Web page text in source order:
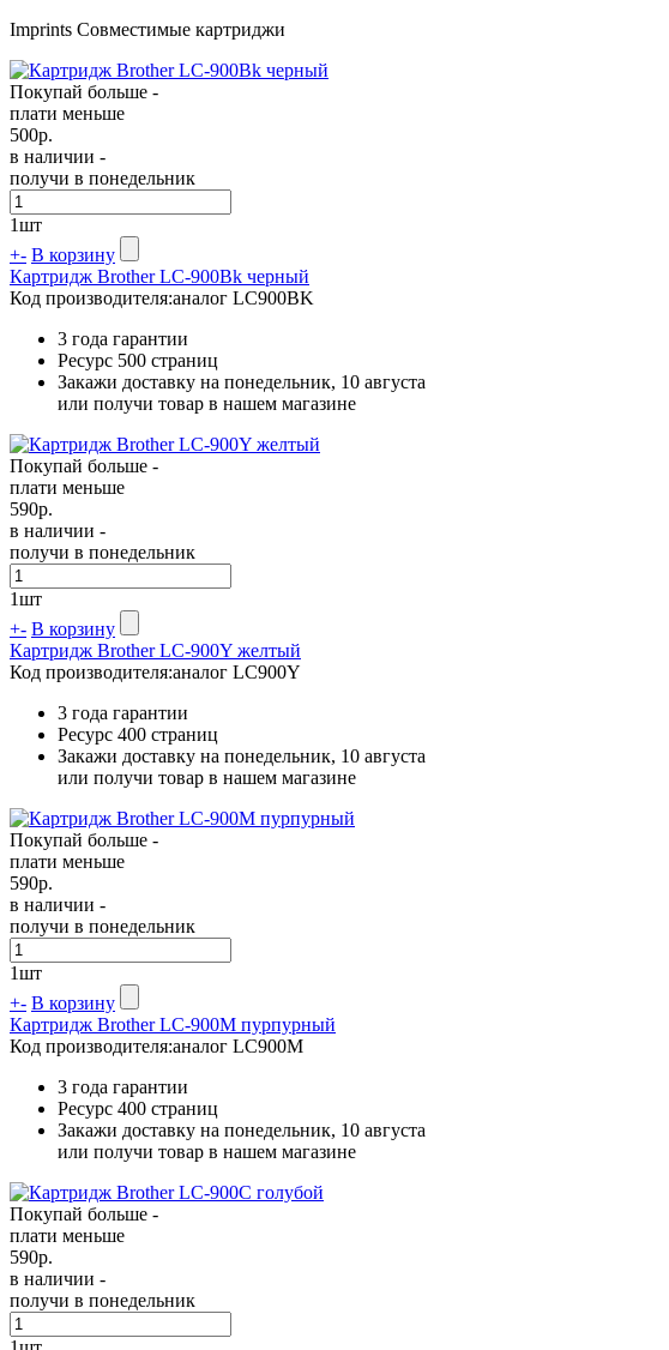
Imprints Совместимые картриджи
Покупай больше -
плати меньше
500р.
в наличии -
получи в понедельник
1шт
+- В корзину
Картридж Brother LC-900Bk черный
Код производителя:аналог LC900BK
3 года гарантии
Ресурс 500 страниц
Закажи доставку на понедельник, 10 августа
или получи товар в нашем магазине
Покупай больше -
плати меньше
590р.
в наличии -
получи в понедельник
1шт
+- В корзину
Картридж Brother LC-900Y желтый
Код производителя:аналог LC900Y
3 года гарантии
Ресурс 400 страниц
Закажи доставку на понедельник, 10 августа
или получи товар в нашем магазине
Покупай больше -
плати меньше
590р.
в наличии -
получи в понедельник
1шт
+- В корзину
Картридж Brother LC-900M пурпурный
Код производителя:аналог LC900M
3 года гарантии
Ресурс 400 страниц
Закажи доставку на понедельник, 10 августа
или получи товар в нашем магазине
Покупай больше -
плати меньше
590р.
в наличии -
получи в понедельник